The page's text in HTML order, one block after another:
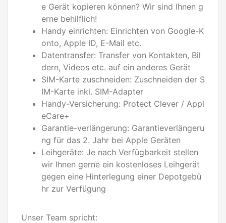
e Gerät kopieren können? Wir sind Ihnen g
erne behilflich!
Handy einrichten: Einrichten von Google-K
onto, Apple ID, E-Mail etc.
Datentransfer: Transfer von Kontakten, Bil
dern, Videos etc. auf ein anderes Gerät
SIM-Karte zuschneiden: Zuschneiden der S
IM-Karte inkl. SIM-Adapter
Handy-Versicherung: Protect Clever / Appl
eCare+
Garantie-verlängerung: Garantieverlängeru
ng für das 2. Jahr bei Apple Geräten
Leihgeräte: Je nach Verfügbarkeit stellen
wir Ihnen gerne ein kostenloses Leihgerät
gegen eine Hinterlegung einer Depotgebü
hr zur Verfügung
Unser Team spricht: